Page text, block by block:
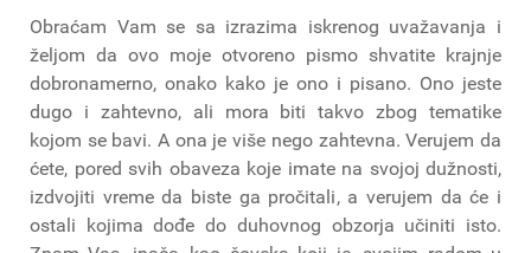
Obraćam Vam se sa izrazima iskrenog uvažavanja i
željom da ovo moje otvoreno pismo shvatite krajnje
dobronamerno, onako kako je ono i pisano. Ono jeste
dugo i zahtevno, ali mora biti takvo zbog tematike
kojom se bavi. A ona je više nego zahtevna. Verujem da
ćete, pored svih obaveza koje imate na svojoj dužnosti,
izdvojiti vreme da biste ga pročitali, a verujem da će i
ostali kojima dođe do duhovnog obzorja učiniti isto.